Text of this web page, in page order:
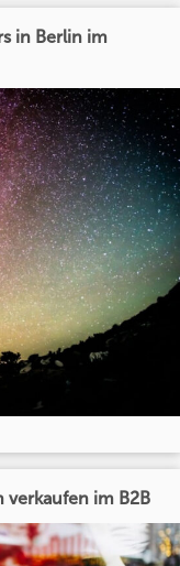
in Berlin im
verkaufen im B2B